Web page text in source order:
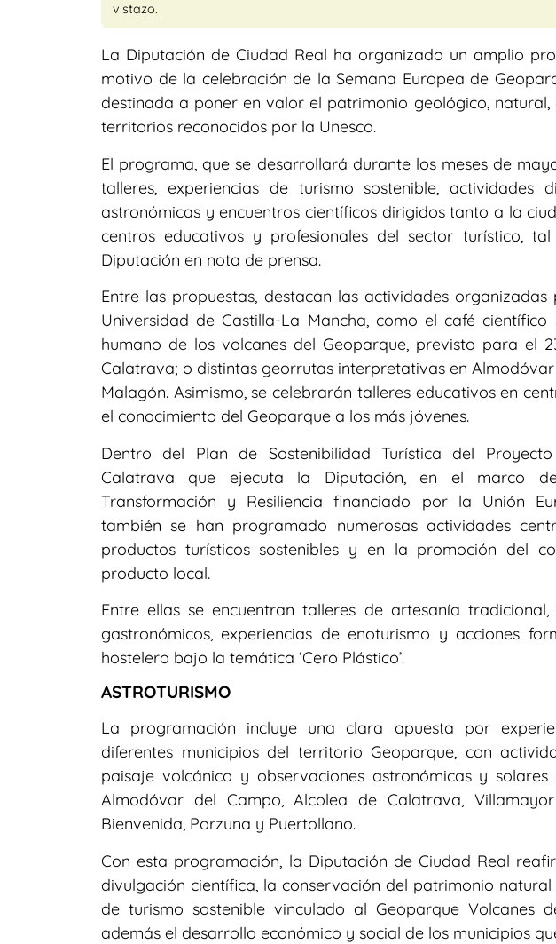
vistazo.
La Diputación de Ciudad Real ha organizado un amplio
motivo de la celebración de la Semana Europea de
destinada a poner en valor el patrimonio geológico,
territorios reconocidos por la Unesco.
El programa, que se desarrollará durante los meses de
talleres, experiencias de turismo sostenible, actividades
astronómicas y encuentros científicos dirigidos tanto a la
centros educativos y profesionales del sector turístico,
Diputación en nota de prensa.
Entre las propuestas, destacan las actividades
Universidad de Castilla-La Mancha, como el café
humano de los volcanes del Geoparque, previsto para el
Calatrava; o distintas georrutas interpretativas en
Malagón. Asimismo, se celebrarán talleres educativos en
el conocimiento del Geoparque a los más jóvenes.
Dentro del Plan de Sostenibilidad Turística del
Calatrava que ejecuta la Diputación, en el marco
Transformación y Resiliencia financiado por la Unión
también se han programado numerosas actividades
productos turísticos sostenibles y en la promoción del
producto local.
Entre ellas se encuentran talleres de artesanía
gastronómicos, experiencias de enoturismo y acciones
hostelero bajo la temática ‘Cero Plástico’.
ASTROTURISMO
La programación incluye una clara apuesta por
diferentes municipios del territorio Geoparque, con
paisaje volcánico y observaciones astronómicas y
Almodóvar del Campo, Alcolea de Calatrava,
Bienvenida, Porzuna y Puertollano.
Con esta programación, la Diputación de Ciudad Real
divulgación científica, la conservación del patrimonio
de turismo sostenible vinculado al Geoparque Volcanes
además el desarrollo económico y social de los municipios